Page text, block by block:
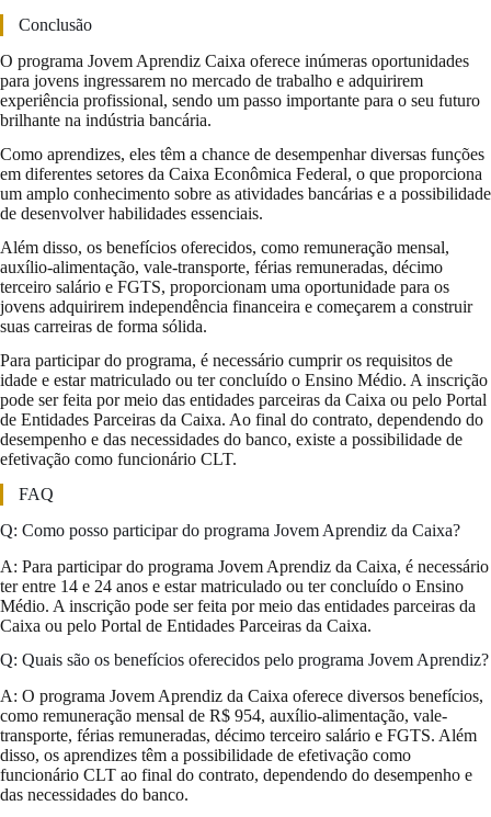
Conclusão
O programa Jovem Aprendiz Caixa oferece inúmeras oportunidades
para jovens ingressarem no mercado de trabalho e adquirirem
experiência profissional, sendo um passo importante para o seu futuro
brilhante na indústria bancária.
Como aprendizes, eles têm a chance de desempenhar diversas funções
em diferentes setores da Caixa Econômica Federal, o que proporciona
um amplo conhecimento sobre as atividades bancárias e a possibilidade
de desenvolver habilidades essenciais.
Além disso, os benefícios oferecidos, como remuneração mensal,
auxílio-alimentação, vale-transporte, férias remuneradas, décimo
terceiro salário e FGTS, proporcionam uma oportunidade para os
jovens adquirirem independência financeira e começarem a construir
suas carreiras de forma sólida.
Para participar do programa, é necessário cumprir os requisitos de
idade e estar matriculado ou ter concluído o Ensino Médio. A inscrição
pode ser feita por meio das entidades parceiras da Caixa ou pelo Portal
de Entidades Parceiras da Caixa. Ao final do contrato, dependendo do
desempenho e das necessidades do banco, existe a possibilidade de
efetivação como funcionário CLT.
FAQ
Q: Como posso participar do programa Jovem Aprendiz da Caixa?
A: Para participar do programa Jovem Aprendiz da Caixa, é necessário
ter entre 14 e 24 anos e estar matriculado ou ter concluído o Ensino
Médio. A inscrição pode ser feita por meio das entidades parceiras da
Caixa ou pelo Portal de Entidades Parceiras da Caixa.
Q: Quais são os benefícios oferecidos pelo programa Jovem Aprendiz?
A: O programa Jovem Aprendiz da Caixa oferece diversos benefícios,
como remuneração mensal de R$ 954, auxílio-alimentação, vale-
transporte, férias remuneradas, décimo terceiro salário e FGTS. Além
disso, os aprendizes têm a possibilidade de efetivação como
funcionário CLT ao final do contrato, dependendo do desempenho e
das necessidades do banco.